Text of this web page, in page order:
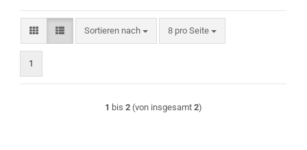
Sortieren nach
Sortieren nach 8 pro Seite
pro Seite
1
1 bis 2 (von insgesamt 2)